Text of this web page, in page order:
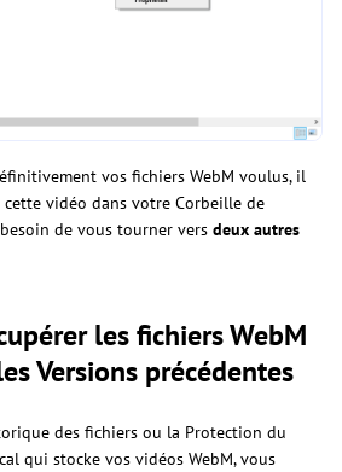
vos fichiers WebM voulus, il
cette vidéo dans votre Corbeille de
de vous tourner vers deux autres
les fichiers WebM
Versions précédentes
des fichiers ou la Protection du
qui stocke vos vidéos WebM, vous